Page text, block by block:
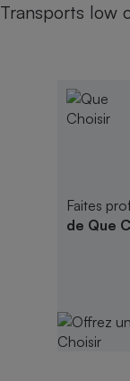
Transports low
Faites
de Que